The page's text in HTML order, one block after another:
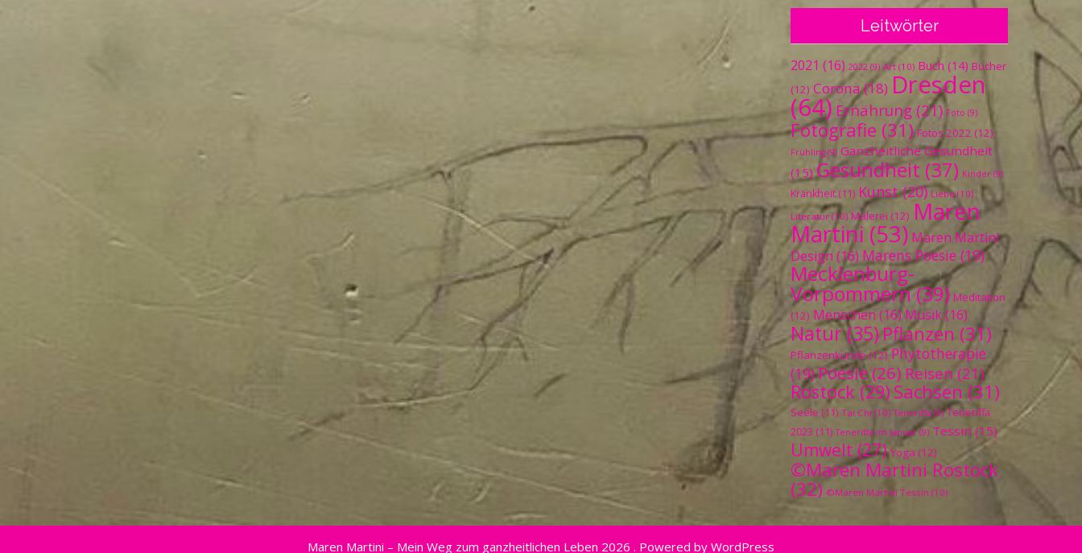
Leitwörter
2021 (16) 2022 (9) Art (10) Buch (14) Bücher
(12) Corona(18) Dresden
(64) Ernährung (21) Foto (9)
Fotografie (31) Fotos 2022 (12)
Frühling (9) Ganzheitliche Gesundheit
(15) Gesundheit (37) Kinder (9)
Krankheit (11) Kunst(20) Liebe(10)
Literatur (10) Malerei (12) Maren
Martini(53) Maren Martini
Design (16) Marens Poesie (19)
Mecklenburg-
Vorpommern(39) Meditation
(12) Menschen (16) Musik(16)
Natur(35)Pflanzen (31)
Pflanzenkunde(12) Phytotherapie
(19)Poesie(26) Reisen(21)
Rostock (29) Sachsen (31)
Seele (11) Tai Chi (10) Teneriffa (9) Teneriffa
2023 (11) Teneriffa im Januar(9) Tessin (15)
Umwelt (27) Yoga (12)
©Maren Martini Rostock
(32) ©Maren Martini Tessin (10)
Maren Martini – Mein Weg zum ganzheitlichen Leben 2026 . Powered by WordPress